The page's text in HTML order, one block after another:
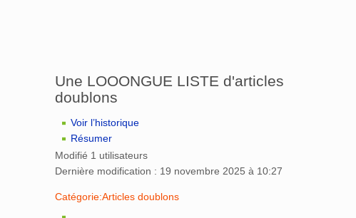
Une LOOONGUE LISTE d'articles
doublons
Voir l’historique
Résumer
Modifié 1 utilisateurs
Dernière modification : 19 novembre 2025 à 10:27
Catégorie:Articles doublons